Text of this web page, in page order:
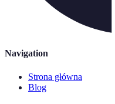
Navigation
Strona główna
Blog